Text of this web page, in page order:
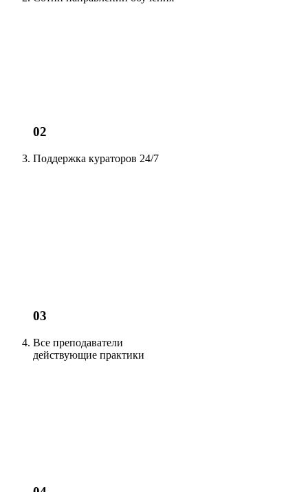
02
Поддержка кураторов 24/7
03
Все преподаватели
действующие практики